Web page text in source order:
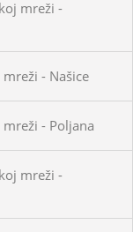
mreži -
- Našice
- Poljana
mreži -